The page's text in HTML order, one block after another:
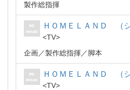
製作総指揮
ＨＯＭＥＬＡＮＤ （
TV
企画
製作総指揮 脚本
ＨＯＭＥＬＡＮＤ （
TV